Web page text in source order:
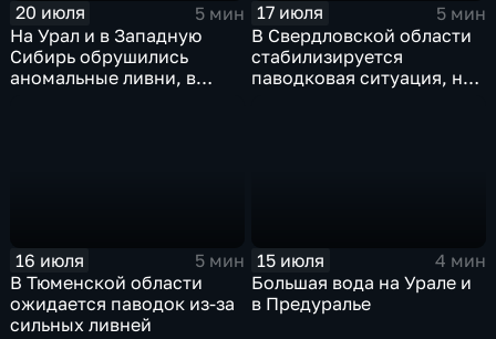
20 июля
5 мин
На Урал и в Западную
Сибирь обрушились
аномальные ливни, в
17 июля
5 мин
В Свердловской области
стабилизируется
паводковая ситуация, но
16 июля
5 мин
В Тюменской области
ожидается паводок из-за
сильных ливней
15 июля
4 мин
Большая вода на Урале и
в Предуралье